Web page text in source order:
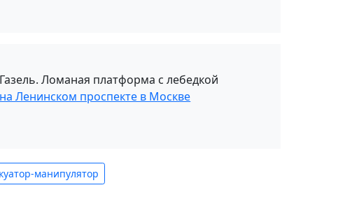
Ломаная платформа с лебедкой
Ленинском проспекте в Москве
манипулятор